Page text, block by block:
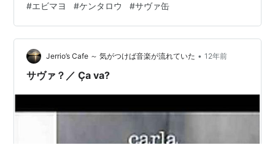
オリジナルの洋風缶詰だそうです。 そのまま食べても超
美味しい。 エビマヨは中華だけどワインも合います。 ↓
ホームページをみると色々アレンジもできるみたいで
す。 www.iwatekensan.co.jp 確かに、汁ごと使えばパス
タにもばっちり合いそうです。 次機会があれば・…
#エビマヨ #ケンタロウ #サヴァ缶
Jerrio’s Cafe ～ 気がつけば音楽が流れていた • 12年前
サヴァ？／ Ça va?